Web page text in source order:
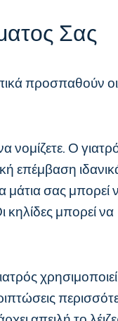
Σας
προσπαθούν οι
Ο
επέμβαση
σας μπορεί
κηλίδες μπορεί να